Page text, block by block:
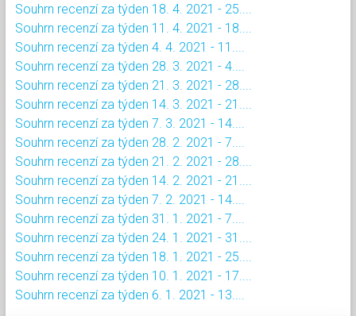
Souhrn recenzí za týden 18. 4. 2021 - 25....
Souhrn recenzí za týden 11. 4. 2021 - 18....
Souhrn recenzí za týden 4. 4. 2021 - 11....
Souhrn recenzí za týden 28. 3. 2021 - 4....
Souhrn recenzí za týden 21. 3. 2021 - 28....
Souhrn recenzí za týden 14. 3. 2021 - 21....
Souhrn recenzí za týden 7. 3. 2021 - 14....
Souhrn recenzí za týden 28. 2. 2021 - 7....
Souhrn recenzí za týden 21. 2. 2021 - 28....
Souhrn recenzí za týden 14. 2. 2021 - 21....
Souhrn recenzí za týden 7. 2. 2021 - 14....
Souhrn recenzí za týden 31. 1. 2021 - 7....
Souhrn recenzí za týden 24. 1. 2021 - 31....
Souhrn recenzí za týden 18. 1. 2021 - 25....
Souhrn recenzí za týden 10. 1. 2021 - 17....
Souhrn recenzí za týden 6. 1. 2021 - 13....